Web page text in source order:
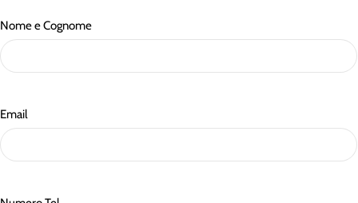
Nome e Cognome
Email